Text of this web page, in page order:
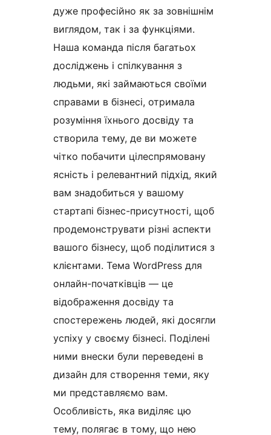
дуже професійно як за зовнішнім
виглядом, так і за функціями.
Наша команда після багатьох
досліджень і спілкування з
людьми, які займаються своїми
справами в бізнесі, отримала
розуміння їхнього досвіду та
створила тему, де ви можете
чітко побачити цілеспрямовану
ясність і релевантний підхід, який
вам знадобиться у вашому
стартапі бізнес-присутності, щоб
продемонструвати різні аспекти
вашого бізнесу, щоб поділитися з
клієнтами. Тема WordPress для
онлайн-початківців — це
відображення досвіду та
спостережень людей, які досягли
успіху у своєму бізнесі. Поділені
ними внески були переведені в
дизайн для створення теми, яку
ми представляємо вам.
Особливість, яка виділяє цю
тему, полягає в тому, що нею